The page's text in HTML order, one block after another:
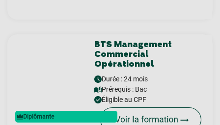
Diplômante
BTS Management
Commercial
Opérationnel
Durée : 24 mois
Prérequis : Bac
Éligible au CPF